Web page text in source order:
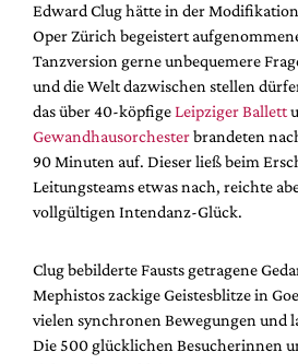
Podcast
Service
Shop / Abo
Newsletter
Redaktion
Autor:innen
Partner
Mediadaten
Suche
Edward Clug hätte in der
Oper Zürich begeistert
Tanzversion gerne unbequemere
und die Welt dazwischen stellen
das über 40-köpfigeLeipziger Ballett
Gewandhausorchesterbrandeten
90 Minuten auf. Dieser ließ beim
Leitungsteams etwas nach, reichte
vollgültigen Intendanz-Glück.
Clug bebilderte Fausts getragene
Mephistos zackige Geistesblitze in
vielen synchronen Bewegungen und
Die 500 glücklichen Besucherinnen